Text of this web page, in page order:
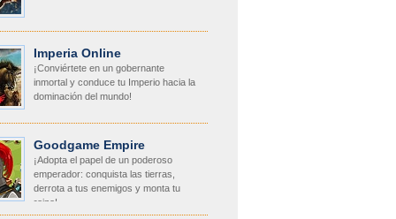
Imperia Online
¡Conviértete en un gobernante
inmortal y conduce tu Imperio hacia la
dominación del mundo!
Goodgame Empire
¡Adopta el papel de un poderoso
emperador: conquista las tierras,
derrota a tus enemigos y monta tu
reino!